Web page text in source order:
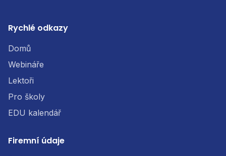
Rychlé odkazy
Domů
Webináře
Lektoři
Pro školy
EDU kalendář
Firemní údaje